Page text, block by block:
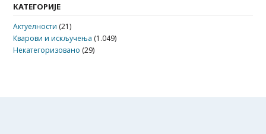
КАТЕГОРИЈЕ
Актуелности (21)
Кварови и искључења (1.049)
Некатегоризовано (29)